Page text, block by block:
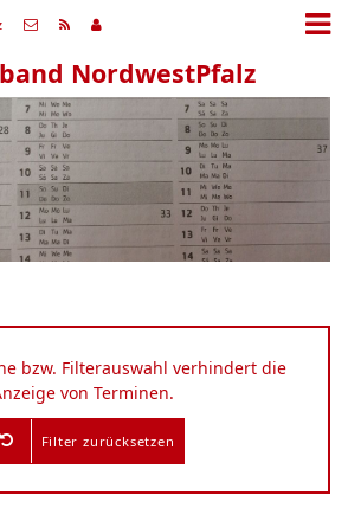
NordwestPfalz
bzw. Filterauswahl verhindert die
von Terminen.
Filter zurücksetzen